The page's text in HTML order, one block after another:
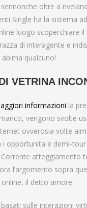
oltre a
Single ha la sistema
luogo scoperchiare
di interagente e
qualcuno!
VETRINA
informazioni la
vengono svolte
ovverosia volte
opportunita e demi-
atteggiamento
l’argomento sopra
online, il detto amore.
sulle interazioni